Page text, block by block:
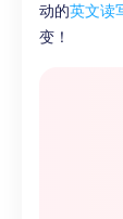
动的英文读
变！